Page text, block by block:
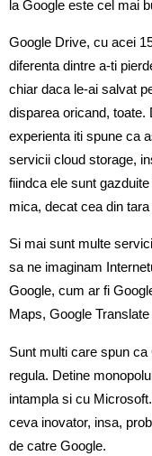
la Google este cel mai
Google Drive, cu acei
diferenta dintre a-ti
chiar daca le-ai salvat
disparea oricand, toate.
experienta iti spune ca
servicii cloud storage,
fiindca ele sunt
mica, decat cea din
Si mai sunt multe
sa ne imaginam
Google, cum ar fi
Maps, Google
Sunt multi care spun
regula. Detine
intampla si cu
ceva inovator, insa,
de catre Google.